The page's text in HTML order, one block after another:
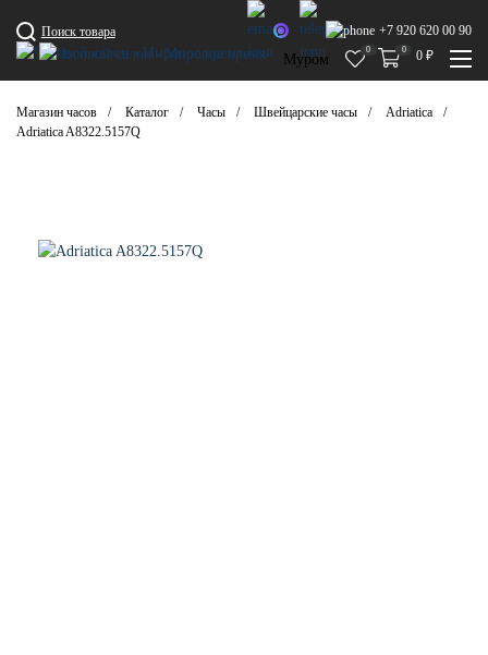
Поиск товара +7 920 620 00 90
Муром
0 0 0 ₽
Магазин часов Каталог Часы Швейцарские часы
Adriatica
Adriatica A8322.5157Q